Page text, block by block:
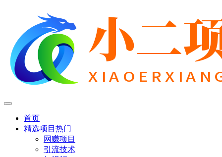
首页
精选项目 热门
网赚项目
引流技术